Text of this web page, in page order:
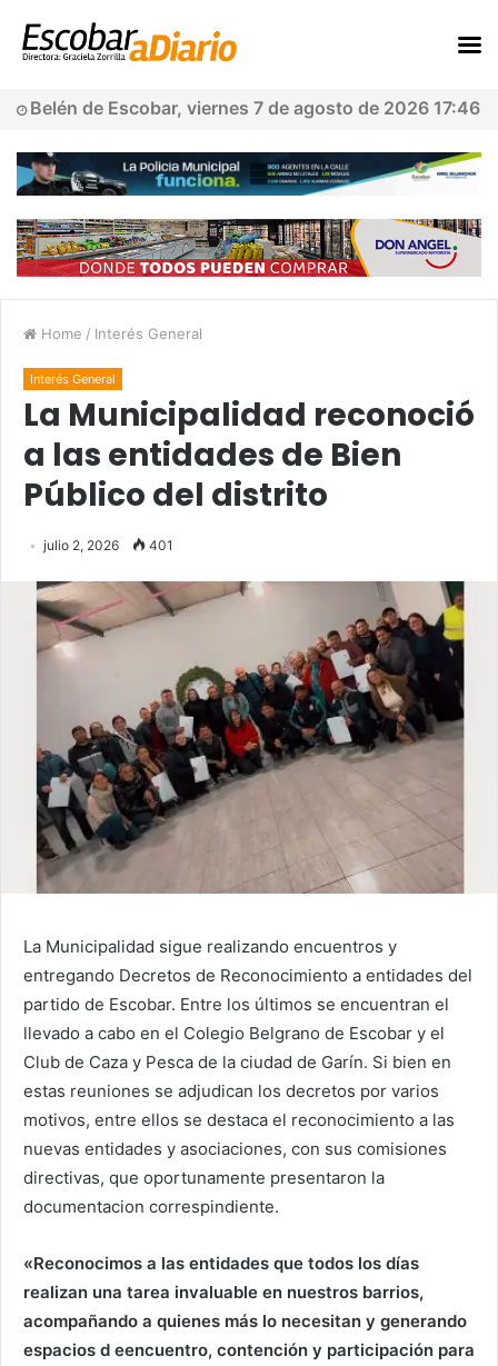
Belén de Escobar, viernes 7 de agosto de 2026 17:46
Home / Interés General
Interés General
La Municipalidad reconoció
a las entidades de Bien
Público del distrito
julio 2, 2026 401
La Municipalidad sigue realizando encuentros y
entregando Decretos de Reconocimiento a entidades del
partido de Escobar. Entre los últimos se encuentran el
llevado a cabo en el Colegio Belgrano de Escobar y el
Club de Caza y Pesca de la ciudad de Garín. Si bien en
estas reuniones se adjudican los decretos por varios
motivos, entre ellos se destaca el reconocimiento a las
nuevas entidades y asociaciones, con sus comisiones
directivas, que oportunamente presentaron la
documentacion correspindiente.
«Reconocimos a las entidades que todos los días
realizan una tarea invaluable en nuestros barrios,
acompañando a quienes más lo necesitan y generando
espacios d eencuentro, contención y participación para